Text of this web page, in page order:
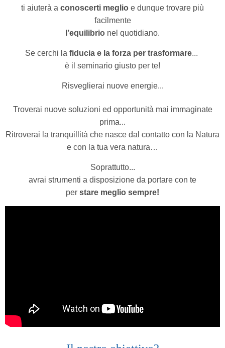
ti aiuterà a conoscerti meglio e dunque trovare più
facilmente
l’equilibrio nel quotidiano.
Se cerchi la fiducia e la forza per trasformare...
è il seminario giusto per te!
Risveglierai nuove energie...
Troverai nuove soluzioni ed opportunità mai immaginate
prima...
Ritroverai la tranquillità che nasce dal contatto con la Natura
e con la tua vera natura…
Soprattutto...
avrai strumenti a disposizione da portare con te
per stare meglio sempre!